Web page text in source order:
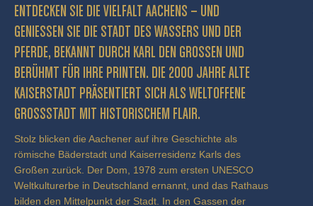
ENTDECKEN SIE DIE VIELFALT AACHENS – UND
GENIESSEN SIE DIE STADT DES WASSERS UND DER P
FERDE, BEKANNT DURCH KARL DEN GROSSEN UND BE
RÜHMT FÜR IHRE PRINTEN. DIE 2000 JAHRE ALTE KA
ISERSTADT PRÄSENTIERT SICH ALS WELTOFFENE GR
OSSSTADT MIT HISTORISCHEM FLAIR.
Stolz blicken die Aachener auf ihre Geschichte als
römische Bäderstadt und Kaiserresidenz Karls des
Großen zurück. Der Dom, 1978 zum ersten UNESCO
Weltkulturerbe in Deutschland ernannt, und das Rathaus
bilden den Mittelpunkt der Stadt. In den Gassen der